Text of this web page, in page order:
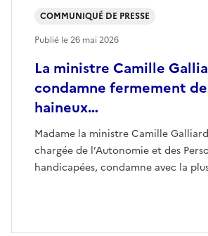
La ministre Camille
condamne fermement
haineux…
Madame la ministre Camille
chargée de l’Autonomie et des
handicapées, condamne avec la
COMMUNIQUÉ DE PRESSE
Publié le26 mai 2026